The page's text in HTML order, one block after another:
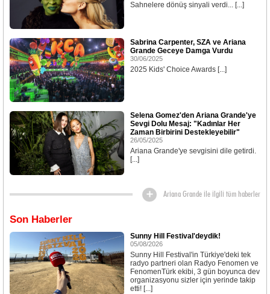
Sahnelere dönüş sinyali verdi... [...]
Sabrina Carpenter, SZA ve Ariana
Grande Geceye Damga Vurdu
30/06/2025
2025 Kids' Choice Awards [...]
Selena Gomez'den Ariana Grande'ye
Sevgi Dolu Mesaj: "Kadınlar Her
Zaman Birbirini Destekleyebilir"
26/05/2025
Ariana Grande'ye sevgisini dile getirdi.
[...]
Ariana Grande ile ilgili tüm haberler
Son Haberler
Sunny Hill Festival'deydik!
05/08/2026
Sunny Hill Festival'in Türkiye'deki tek
radyo partneri olan Radyo Fenomen ve
FenomenTürk ekibi, 3 gün boyunca dev
organizasyonu sizler için yerinde takip
etti! [...]